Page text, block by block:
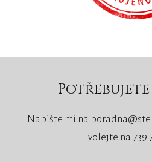
Potřebujete
Napište mi na
volejte na 739